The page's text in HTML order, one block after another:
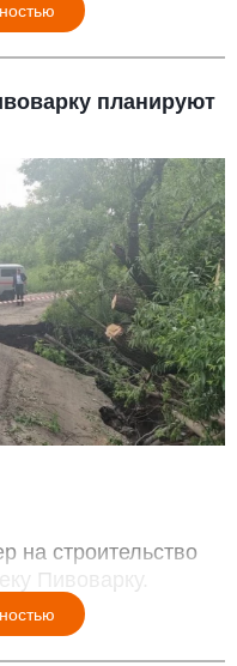
планируют
на строительство
Пивоварку.